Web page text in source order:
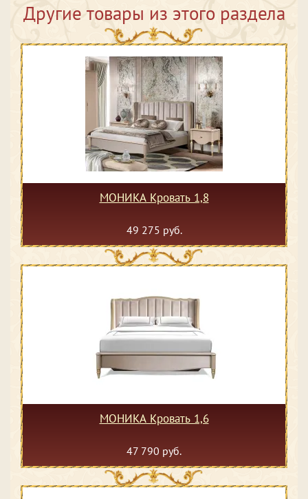
Другие товары из этого раздела
МОНИКА Кровать 1,8
49 275 руб.
МОНИКА Кровать 1,6
47 790 руб.